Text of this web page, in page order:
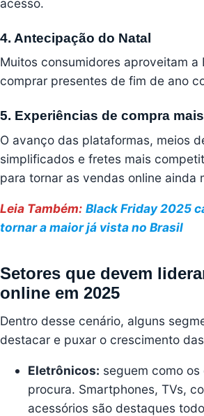
acesso.
4. Antecipação do Natal
Muitos consumidores aproveitam a
comprar presentes de fim de ano
5. Experiências de compra
O avanço das plataformas, meios
simplificados e fretes mais
para tornar as vendas online ainda
Leia Também: Black Friday 2025
tornar a maior já vista no Brasil
Setores que devem
online em 2025
Dentro desse cenário, alguns
destacar e puxar o crescimento
Eletrônicos: seguem como
procura. Smartphones, TVs,
acessórios são destaques